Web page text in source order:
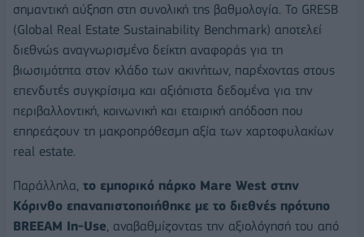
σημαντική αύξηση στη συνολική της βαθμολογία. Το GRESB
(Global Real Estate Sustainability Benchmark) αποτελεί
διεθνώς αναγνωρισμένο δείκτη αναφοράς για τη
βιωσιμότητα στον κλάδο των ακινήτων, παρέχοντας στους
επενδυτές συγκρίσιμα και αξιόπιστα δεδομένα για την
περιβαλλοντική, κοινωνική και εταιρική απόδοση που
επηρεάζουν τη μακροπρόθεσμη αξία των χαρτοφυλακίων
real estate.
Παράλληλα, το εμπορικό πάρκο Mare West στην
Κόρινθο επαναπιστοποιήθηκε με το διεθνές πρότυπο
BREEAM In-Use , αναβαθμίζοντας την αξιολόγησή του από